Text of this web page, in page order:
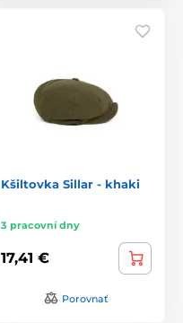
Kšiltovka Sillar - khaki
3 pracovní dny
17,41 €
Porovnať